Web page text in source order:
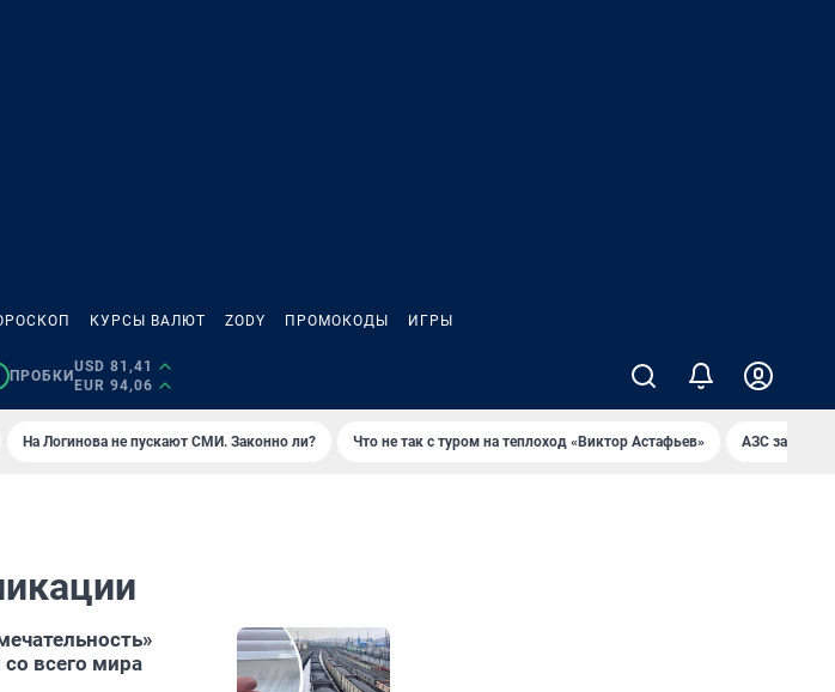
КУРСЫ ВАЛЮТ ZODY ПРОМОКОДЫ ИГРЫ
ПРОБКИ
USD 81,41
EUR 94,06
На Логинова не пускают СМИ. Законно ли? Что не так с туром на теплоход «Виктор Астафьев» AЗС
всего мира